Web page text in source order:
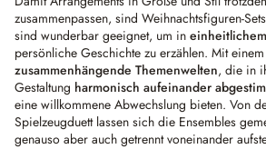
zusammenpassen, sind Weihnachtsfiguren-
sind wunderbar geeignet, um in
persönliche Geschichte zu erzählen. Mit
zusammenhängende Themenwelten, die in
Gestaltung harmonisch aufeinander
eine willkommene Abwechslung bieten. Von
Spielzeugduett lassen sich die Ensembles
genauso aber auch getrennt voneinander